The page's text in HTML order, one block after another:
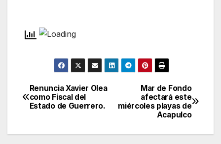
Navegación
de
entradas
Mar de Fondo
afectará este
miércoles playas de
Acapulco
Renuncia Xavier Olea
como Fiscal del
Estado de Guerrero.